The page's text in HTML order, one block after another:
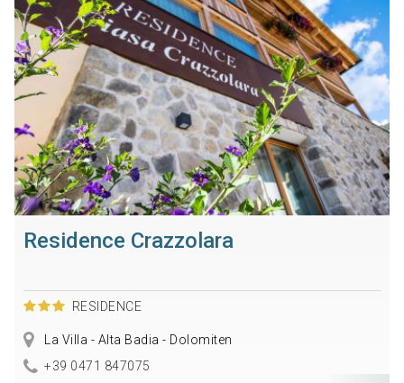
Residence Crazzolara
RESIDENCE
La Villa - Alta Badia - Dolomiten
+39 0471 847075